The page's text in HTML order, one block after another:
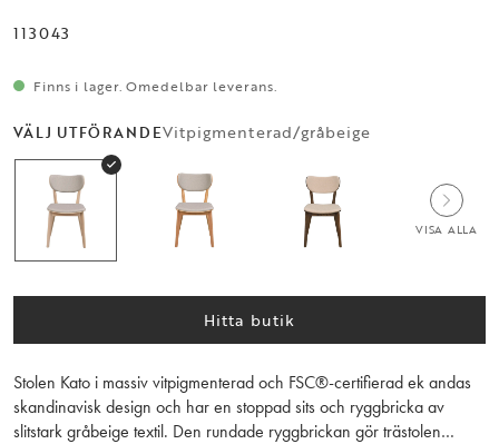
113043
Finns i lager. Omedelbar leverans.
VÄLJ UTFÖRANDEVitpigmenterad/gråbeige
VISA ALLA
Hitta butik
Stolen Kato i massiv vitpigmenterad och FSC®-certifierad ek andas
skandinavisk design och har en stoppad sits och ryggbricka av
slitstark gråbeige textil. Den rundade ryggbrickan gör trästolen